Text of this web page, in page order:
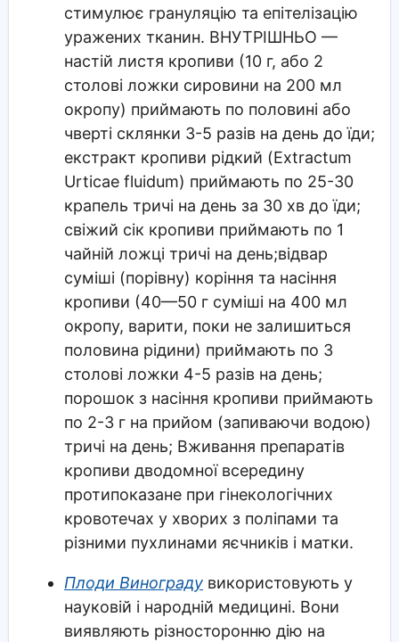
стимулює грануляцію та епітелізацію
уражених тканин. ВНУТРІШНЬО —
настій листя кропиви (10 г, або 2
столові ложки сировини на 200 мл
окропу) приймають по половині або
чверті склянки 3-5 разів на день до їди;
екстракт кропиви рідкий (Extractum
Urticae fluidum) приймають по 25-30
крапель тричі на день за 30 хв до їди;
свіжий сік кропиви приймають по 1
чайній ложці тричі на день;відвар
суміші (порівну) коріння та насіння
кропиви (40—50 г суміші на 400 мл
окропу, варити, поки не залишиться
половина рідини) приймають по 3
столові ложки 4-5 разів на день;
порошок з насіння кропиви приймають
по 2-3 г на прийом (запиваючи водою)
тричі на день; Вживання препаратів
кропиви дводомної всередину
протипоказане при гінекологічних
кровотечах у хворих з поліпами та
різними пухлинами яєчників і матки.
Плоди Виноградувикористовують у
науковій і народній медицині. Вони
виявляють різносторонню дію на